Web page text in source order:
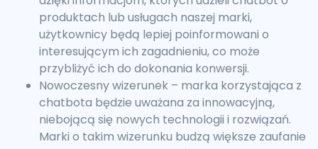
produktach lub usługach naszej marki,
użytkownicy będą lepiej poinformowani o
interesującym ich zagadnieniu, co może
przybliżyć ich do dokonania konwersji.
Nowoczesny wizerunek – marka korzystająca z
chatbota będzie uważana za innowacyjną,
niebojącą się nowych technologii i rozwiązań.
Marki o takim wizerunku budzą większe zaufanie